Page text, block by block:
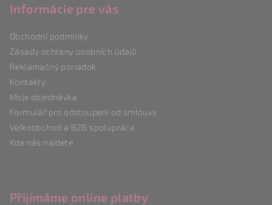
Informácie pre vás
Obchodní podmínky
Zásady ochrany osobních údajů
Reklamačný poriadok
Kontakty
Moje objednávka
Formulář pro odstoupení od smlouvy
Veľkoobchod a B2B spolupráca
Kde nás najdete
Přijímáme online platby